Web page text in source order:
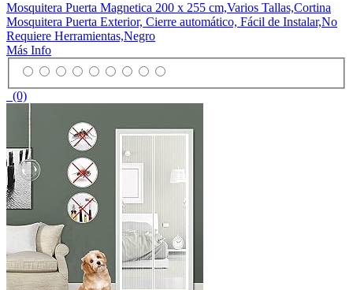
Mosquitera Puerta Magnetica 200 x 255 cm,Varios Tallas,Cortina
Mosquitera Puerta Exterior, Cierre automático, Fácil de Instalar,No
Requiere Herramientas,Negro
Más Info
(0)